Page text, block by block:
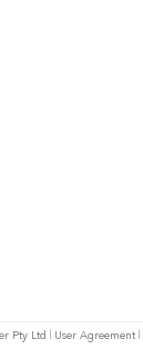
Pty Ltd User Agreement